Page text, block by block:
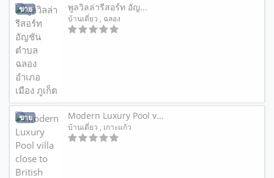
ขาย พูลวิลล่ารีสอร์ท อัญ...
บ้านเดี่ยว , ฉลอง
ขาย Modern Luxury Pool v...
บ้านเดี่ยว , เกาะแก้ว